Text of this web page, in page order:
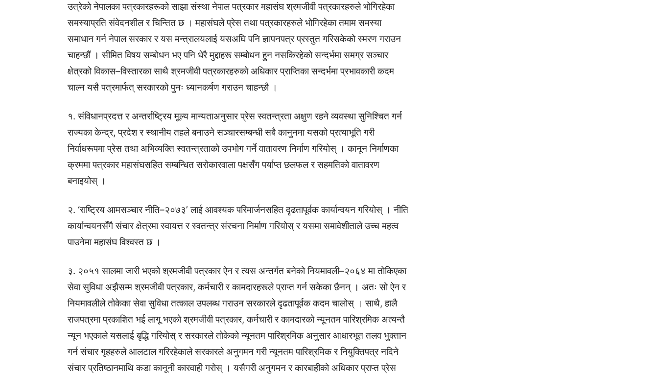
उत्रेको नेपालका पत्रकारहरूको साझा संस्था नेपाल पत्रकार महासंघ श्रमजीवी पत्रकारहरुले भोगिरहेका
समस्याप्रति संवेदनशील र चिन्तित छ । महासंघले प्रेस तथा पत्रकारहरुले भोगिरहेका तमाम समस्या
समाधान गर्न नेपाल सरकार र यस मन्त्रालयलाई यसअघि पनि ज्ञापनपत्र प्रस्तुत गरिसकेको स्मरण गराउन
चाहन्छौं । सीमित विषय सम्बोधन भए पनि धेरै मुद्दाहरू सम्बोधन हुन नसकिरहेको सन्दर्भमा समग्र सञ्चार
क्षेत्रको विकास–विस्तारका साथै श्रमजीवी पत्रकारहरुको अधिकार प्राप्तिका सन्दर्भमा प्रभावकारी कदम
चाल्न यसै पत्रमार्फत् सरकारको पुनः ध्यानकर्षण गराउन चाहन्छौ ।
१. संविधानप्रदत्त र अन्तर्राष्ट्रिय मूल्य मान्यताअनुसार प्रेस स्वतन्त्रता अक्षुण रहने व्यवस्था सुनिश्चित गर्न
राज्यका केन्द्र, प्रदेश र स्थानीय तहले बनाउने सञ्चारसम्बन्धी सबै कानुनमा यसको प्रत्याभूति गरी
निर्वाधरूपमा प्रेस तथा अभिव्यक्ति स्वतन्त्रताको उपभोग गर्ने वातावरण निर्माण गरियोस् । कानून निर्माणका
क्रममा पत्रकार महासंघसहित सम्बन्धित सरोकारवाला पक्षसँग पर्याप्त छलफल र सहमतिको वातावरण
बनाइयोस् ।
२. ‘राष्ट्रिय आमसञ्चार नीति–२०७३’ लाई आवश्यक परिमार्जनसहित दृढतापूर्वक कार्यान्वयन गरियोस् । नीति
कार्यान्वयनसँगै संचार क्षेत्रमा स्वायत्त र स्वतन्त्र संरचना निर्माण गरियोस् र यसमा समावेशीताले उच्च महत्व
पाउनेमा महासंघ विश्वस्त छ ।
३. २०५१ सालमा जारी भएको श्रमजीवी पत्रकार ऐन र त्यस अन्तर्गत बनेको नियमावली–२०६४ मा तोकिएका
सेवा सुविधा अझैसम्म श्रमजीवी पत्रकार, कर्मचारी र कामदारहरूले प्राप्त गर्न सकेका छैनन् । अतः सो ऐन र
नियमावलीले तोकेका सेवा सुविधा तत्काल उपलब्ध गराउन सरकारले दृढतापूर्वक कदम चालोस् । साथै, हालै
राजपत्रमा प्रकाशित भई लागू भएको श्रमजीवी पत्रकार, कर्मचारी र कामदारको न्यूनतम पारिश्रमिक अत्यन्तै
न्यून भएकाले यसलाई बृद्धि गरियोस् र सरकारले तोकेको न्यूनतम पारिश्रमिक अनुसार आधारभूत तलव भुक्तान
गर्न संचार गृहहरुले आलटाल गरिरहेकाले सरकारले अनुगमन गरी न्यूनतम पारिश्रमिक र नियुक्तिपत्र नदिने
संचार प्रतिष्ठानमाथि कडा कानूनी कारवाही गरोस् । यसैगरी अनुगमन र कारबाहीको अधिकार प्राप्त प्रेस